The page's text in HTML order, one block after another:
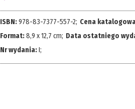
ISBN:978-83-7377-557-2; Cena
Format: 8,9 x 12,7 cm; Data ostatniego
Nr wydania:I;